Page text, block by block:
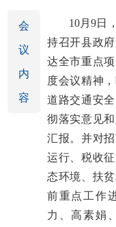
会
议
内
容
10月9日
持召开县政
达全市重点
度会议精神
道路交通安
彻落实意见
汇报。并对
运行、税收
态环境、扶
前重点工作
力、高素娟